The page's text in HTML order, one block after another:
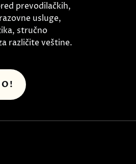
prevodilačkih,
usluge,
stručno
različite veštine.